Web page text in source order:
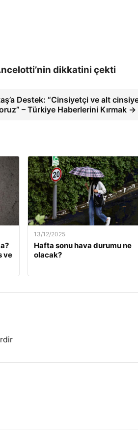
dikkatini çekti
Destek: “Cinsiyetçi ve alt
– Türkiye Haberlerini Kırmak →
ve
13/12/2025
Hafta sonu hava durumu ne
olacak?